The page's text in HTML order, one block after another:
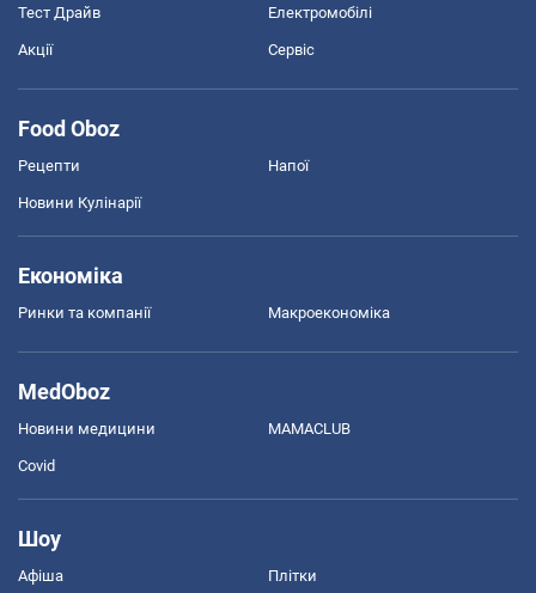
Тест Драйв Електромобілі
Акції Сервіс
Food Oboz
Рецепти Напої
Новини Кулінарії
Економіка
Ринки та компанії Макроекономіка
MedOboz
Новини медицини MAMACLUB
Covid
Шоу
Афіша Плітки